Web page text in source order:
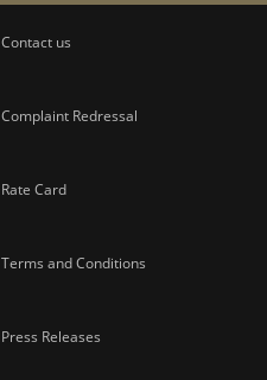
Contact us
Complaint Redressal
Rate Card
Terms and Conditions
Press Releases